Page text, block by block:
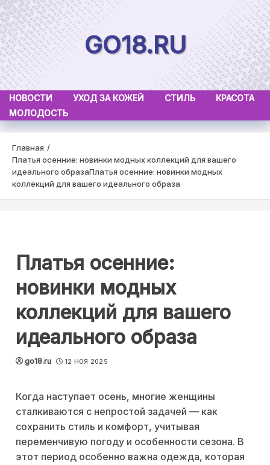
Skip
to
content
GO18.RU
НОВОСТИ УХОД ЗА КОЖЕЙ СТИЛЬ
КРАСОТА
МОЛОДОСТЬ
Главная
Платья осенние: новинки модных коллекций для вашего
идеального образаПлатья осенние: новинки модных
коллекций для вашего идеального образа
Платья осенние:
новинки модных
коллекций для вашего
идеального образа
go18.ru 12 НОЯ 2025
Когда наступает осень, многие женщины
сталкиваются с непростой задачей — как
сохранить стиль и комфорт, учитывая
переменчивую погоду и особенности сезона. В
этот период особенно важна одежда, которая